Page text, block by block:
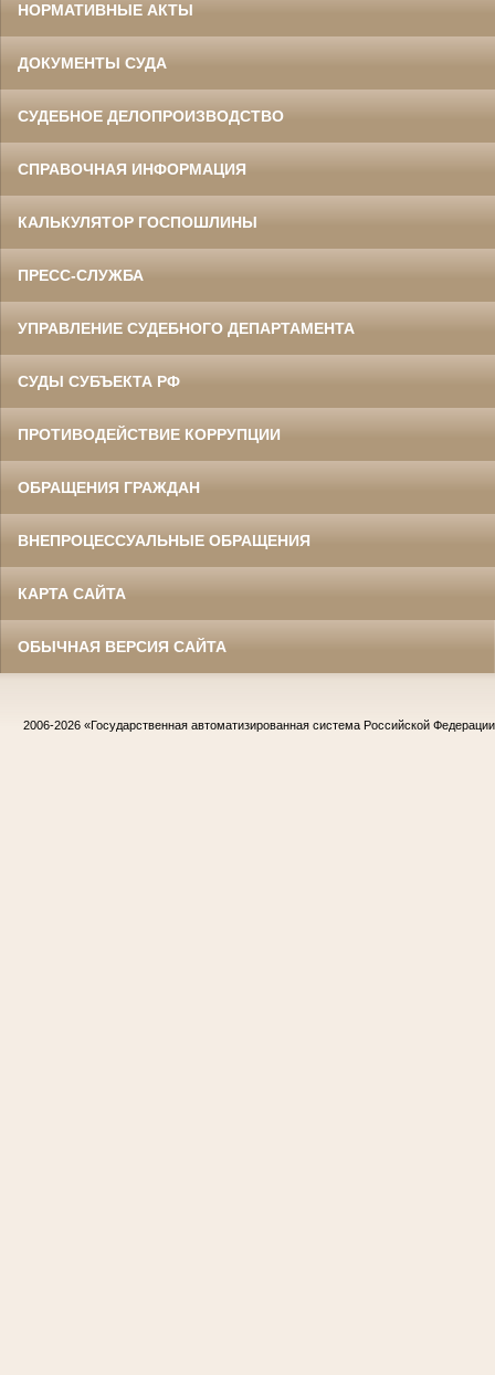
НОРМАТИВНЫЕ АКТЫ
ДОКУМЕНТЫ СУДА
СУДЕБНОЕ ДЕЛОПРОИЗВОДСТВО
СПРАВОЧНАЯ ИНФОРМАЦИЯ
КАЛЬКУЛЯТОР ГОСПОШЛИНЫ
ПРЕСС-СЛУЖБА
УПРАВЛЕНИЕ СУДЕБНОГО ДЕПАРТАМЕНТА
СУДЫ СУБЪЕКТА РФ
ПРОТИВОДЕЙСТВИЕ КОРРУПЦИИ
ОБРАЩЕНИЯ ГРАЖДАН
ВНЕПРОЦЕССУАЛЬНЫЕ ОБРАЩЕНИЯ
КАРТА САЙТА
ОБЫЧНАЯ ВЕРСИЯ САЙТА
2006-2026 «Государственная автоматизированная система Российской